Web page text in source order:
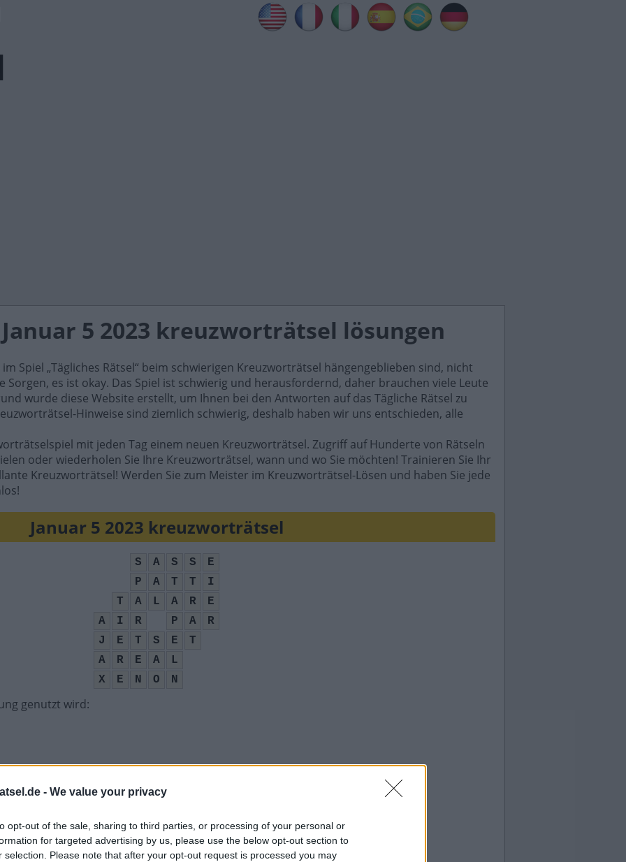
- We value your privacy
opt-out of the sale, sharing to third parties, or processing of your personal or
for targeted advertising by us, please use the below opt-out section to
selection. Please note that after your opt-out request is processed you may
5 2023 kreuzworträtsel lösungen
Spiel „Tägliches Rätsel“ beim schwierigen Kreuzworträtsel hängengeblieben sind, nicht
Sorgen, es ist okay. Das Spiel ist schwierig und herausfordernd, daher brauchen viele Leute
wurde diese Website erstellt, um Ihnen bei den Antworten auf das Tägliche Rätsel zu
Hinweise sind ziemlich schwierig, deshalb haben wir uns entschieden, alle
mit jeden Tag einem neuen Kreuzworträtsel. Zugriff auf Hunderte von Rätseln
oder wiederholen Sie Ihre Kreuzworträtsel, wann und wo Sie möchten! Trainieren Sie Ihr
Kreuzworträtsel! Werden Sie zum Meister im Kreuzworträtsel-Lösen und haben Sie jede
Januar 5 2023 kreuzworträtsel
S A S S
E
P
A T T
I
T
A L A R
E
A
I R P A
R
J
E T S E
T
A
R E A
L
X
E N O N
genutzt wird: